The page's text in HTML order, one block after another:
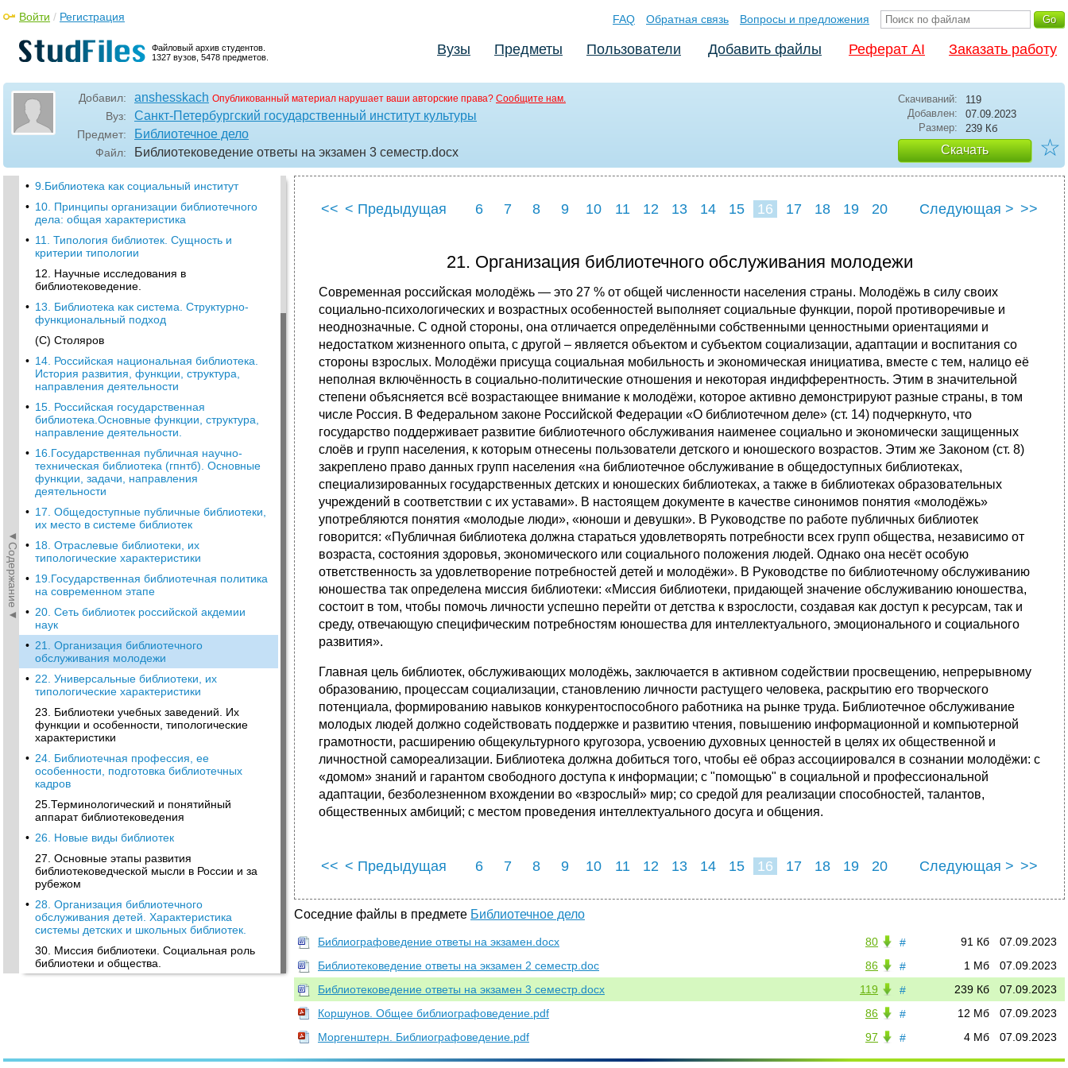
Файловый архив студентов.
1327 вузов, 5478 предметов.
Войти / Регистрация FAQ Обратная связь Вопросы и предложения
Вузы Предметы Пользователи Добавить файлы Реферат AI Заказать работу
Добавил: anshesskach Опубликованный материал нарушает ваши авторские права? Сообщите нам.
Вуз: Санкт-Петербургский государственный институт культуры
Предмет: Библиотечное дело
Файл: Библиотековедение ответы на экзамен 3 семестр.docx
Скачиваний:
119
Добавлен:
07.09.2023
Размер:
239 Кб
Скачать ☆
◄Содержание◄
• 3. Становление и развитие отечественного
•
4. Основные профессиональные
библиотековедческие переодические
• 5. Библиотечное законодательство.
Федеральный
6. Сущность библиотековедения. Объект и
• 7. Структура библиотековедения
• 9.Библиотека как социальный институт
• 10. Принципы организации библиотечного
дела: общая характеристика
• 11. Типология библиотек. Сущность и
критерии типологии
12. Научные исследования в
библиотековедение.
• 13. Библиотека как система. Структурно-
функциональный подход
(С) Столяров
• 14. Российская национальная библиотека.
История развития, функции, структура,
направления деятельности
• 15. Российская государственная
библиотека.Основные функции, структура,
направление деятельности.
• 16.Государственная публичная научно-
техническая библиотека (гпнтб). Основные
функции, задачи, направления
деятельности
• 17. Общедоступные публичные библиотеки,
их место в системе библиотек
• 18. Отраслевые библиотеки, их
типологические характеристики
• 19.Государственная библиотечная политика
на современном этапе
• 20. Сеть библиотек российской акдемии
наук
• 21. Организация библиотечного
обслуживания молодежи
• 22. Универсальные библиотеки, их
типологические характеристики
23. Библиотеки учебных заведений. Их
функции и особенности, типологические
характеристики
• 24. Библиотечная профессия, ее
особенности, подготовка библиотечных
кадров
25.Терминологический и понятийный
аппарат библиотековедения
• 26. Новые виды библиотек
27. Основные этапы развития
библиотековедческой мысли в России и за
рубежом
• 28. Организация библиотечного
обслуживания детей. Характеристика
системы детских и школьных библиотек.
30. Миссия библиотеки. Социальная роль
библиотеки и общества.
<< < Предыдущая 6 7 8 9 10 11 12 13 14 15 16 17 18 19 20 Следующая > >>
21. Организация библиотечного обслуживания молодежи
Современная российская молодёжь — это 27 % от общей численности населения страны. Молодёжь в силу своих
социально-психологических и возрастных особенностей выполняет социальные функции, порой противоречивые и
неоднозначные. С одной стороны, она отличается определёнными собственными ценностными ориентациями и
недостатком жизненного опыта, с другой – является объектом и субъектом социализации, адаптации и воспитания со
стороны взрослых. Молодёжи присуща социальная мобильность и экономическая инициатива, вместе с тем, налицо её
неполная включённость в социально-политические отношения и некоторая индифферентность. Этим в значительной
степени объясняется всё возрастающее внимание к молодёжи, которое активно демонстрируют разные страны, в том
числе Россия. В Федеральном законе Российской Федерации «О библиотечном деле» (ст. 14) подчеркнуто, что
государство поддерживает развитие библиотечного обслуживания наименее социально и экономически защищенных
слоёв и групп населения, к которым отнесены пользователи детского и юношеского возрастов. Этим же Законом (ст. 8)
закреплено право данных групп населения «на библиотечное обслуживание в общедоступных библиотеках,
специализированных государственных детских и юношеских библиотеках, а также в библиотеках образовательных
учреждений в соответствии с их уставами». В настоящем документе в качестве синонимов понятия «молодёжь»
употребляются понятия «молодые люди», «юноши и девушки». В Руководстве по работе публичных библиотек
говорится: «Публичная библиотека должна стараться удовлетворять потребности всех групп общества, независимо от
возраста, состояния здоровья, экономического или социального положения людей. Однако она несёт особую
ответственность за удовлетворение потребностей детей и молодёжи». В Руководстве по библиотечному обслуживанию
юношества так определена миссия библиотеки: «Миссия библиотеки, придающей значение обслуживанию юношества,
состоит в том, чтобы помочь личности успешно перейти от детства к взрослости, создавая как доступ к ресурсам, так и
среду, отвечающую специфическим потребностям юношества для интеллектуального, эмоционального и социального
развития».
Главная цель библиотек, обслуживающих молодёжь, заключается в активном содействии просвещению, непрерывному
образованию, процессам социализации, становлению личности растущего человека, раскрытию его творческого
потенциала, формированию навыков конкурентоспособного работника на рынке труда. Библиотечное обслуживание
молодых людей должно содействовать поддержке и развитию чтения, повышению информационной и компьютерной
грамотности, расширению общекультурного кругозора, усвоению духовных ценностей в целях их общественной и
личностной самореализации. Библиотека должна добиться того, чтобы её образ ассоциировался в сознании молодёжи: с
«домом» знаний и гарантом свободного доступа к информации; с "помощью" в социальной и профессиональной
адаптации, безболезненном вхождении во «взрослый» мир; со средой для реализации способностей, талантов,
общественных амбиций; с местом проведения интеллектуального досуга и общения.
<< < Предыдущая 6 7 8 9 10 11 12 13 14 15 16 17 18 19 20 Следующая > >>
Соседние файлы в предмете Библиотечное дело
# 07.09.2023
91 Кб
80
Библиографоведение ответы на экзамен.docx
#
07.09.2023
1 Мб
86
Библиотековедение ответы на экзамен 2 семестр.doc
#
07.09.2023
239 Кб
119
Библиотековедение ответы на экзамен 3 семестр.docx
#
07.09.2023
12 Мб
86
Коршунов. Общее библиографоведение.pdf
#
07.09.2023
4 Мб
97
Моргенштерн. Библиографоведение.pdf